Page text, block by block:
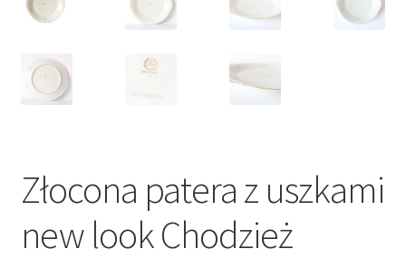
Złocona patera z uszkami
new look Chodzież